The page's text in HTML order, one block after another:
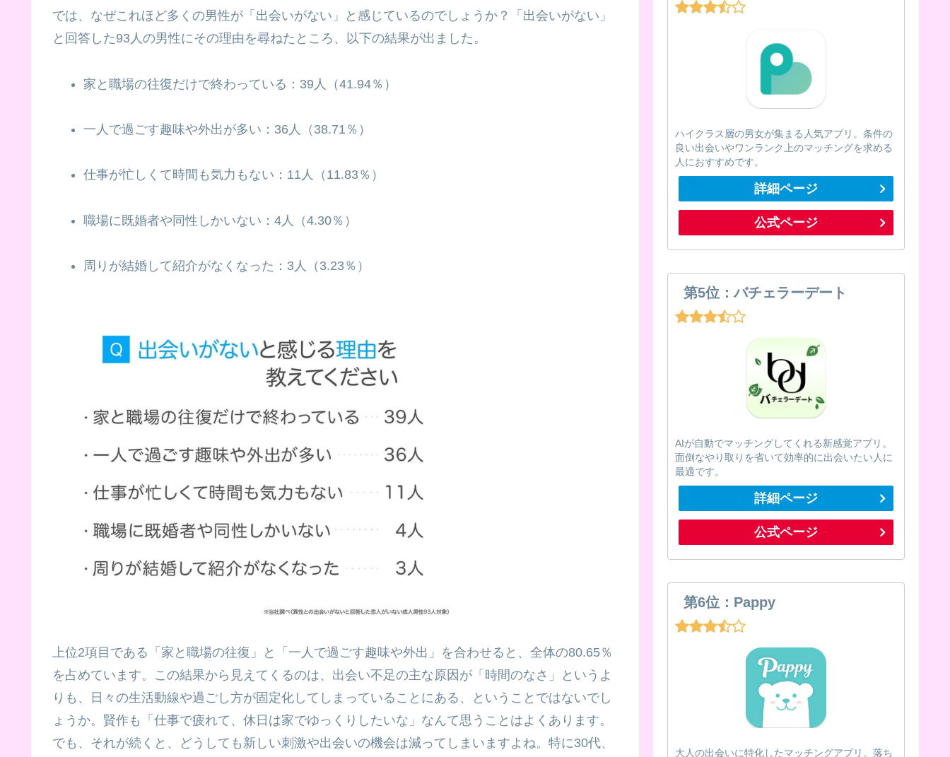
では、なぜこれほど多くの男性が「出会いがない」と感じているのでしょうか？「出会いがない」
と回答した93人の男性にその理由を尋ねたところ、以下の結果が出ました。
家と職場の往復だけで終わっている：39人（41.94％）
一人で過ごす趣味や外出が多い：36人（38.71％）
仕事が忙しくて時間も気力もない：11人（11.83％）
職場に既婚者や同性しかいない：4人（4.30％）
周りが結婚して紹介がなくなった：3人（3.23％）
上位2項目である「家と職場の往復」と「一人で過ごす趣味や外出」を合わせると、全体の80.65％
を占めています。この結果から見えてくるのは、出会い不足の主な原因が「時間のなさ」というよ
りも、日々の生活動線や過ごし方が固定化してしまっていることにある、ということではないでし
ょうか。賢作も「仕事で疲れて、休日は家でゆっくりしたいな」なんて思うことはよくあります。
でも、それが続くと、どうしても新しい刺激や出会いの機会は減ってしまいますよね。特に30代、
ハイクラス層の男女が集まる人気アプリ。条件の
良い出会いやワンランク上のマッチングを求める
人におすすめです。
詳細ページ
公式ページ
第5位：バチェラーデート
AIが自動でマッチングしてくれる新感覚アプリ。
面倒なやり取りを省いて効率的に出会いたい人に
最適です。
詳細ページ
公式ページ
第6位：Pappy
大人の出会いに特化したマッチングアプリ。落ち